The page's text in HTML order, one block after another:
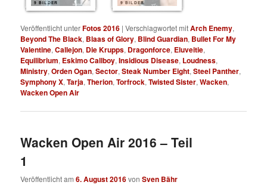
9 BILDER 9 BILDER
Veröffentlicht unterFotos 2016 |Verschlagwortet mitArch Enemy,
Beyond The Black, Blaas of Glory, Blind Guardian, Bullet For My
Valentine,Callejon, Die Krupps, Dragonforce, Eluveitie,
Equilibrium, Eskimo Callboy,Insidious Disease, Loudness,
Ministry,Orden Ogan,Sector,Steak Number Eight,Steel Panther,
Symphony X,Tarja,Therion,Torfrock,Twisted Sister,Wacken,
Wacken Open Air
Wacken Open Air 2016 – Teil
1
Veröffentlicht am6. August 2016vonSven Bähr